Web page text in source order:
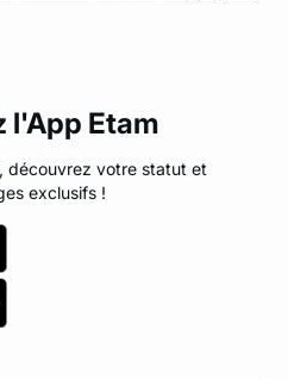
l'App Etam
découvrez votre statut et
exclusifs !